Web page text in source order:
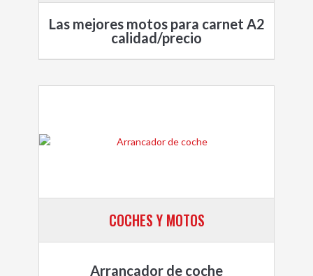
Las mejores motos para carnet A2
calidad/precio
COCHES Y MOTOS
Arrancador de coche